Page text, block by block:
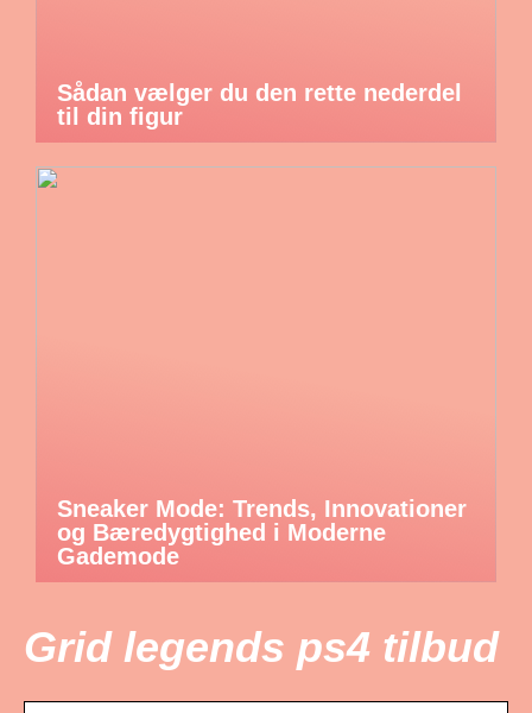
Sådan vælger du den rette nederdel
til din figur
Sneaker Mode: Trends, Innovationer
og Bæredygtighed i Moderne
Gademode
Grid legends ps4 tilbud